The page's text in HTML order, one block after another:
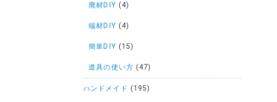
廃材DIY (4)
端材DIY (4)
簡単DIY (15)
道具の使い方 (47)
ハンドメイド (195)